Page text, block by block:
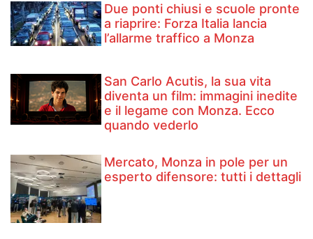
Due ponti chiusi e scuole pronte
a riaprire: Forza Italia lancia
l’allarme traffico a Monza
San Carlo Acutis, la sua vita
diventa un film: immagini inedite
e il legame con Monza. Ecco
quando vederlo
Mercato, Monza in pole per un
esperto difensore: tutti i dettagli